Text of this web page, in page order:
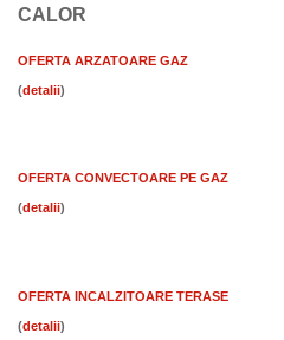
CALOR
OFERTA ARZATOARE GAZ
( )
OFERTA CONVECTOARE PE GAZ
( )
OFERTA INCALZITOARE TERASE
( )